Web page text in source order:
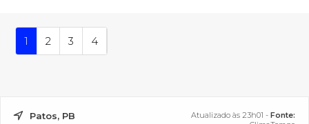
1 2 3 4
Patos, PB Atualizado às 23h01 - Fonte: